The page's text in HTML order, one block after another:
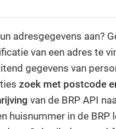
adresgegevens aan?
van een adres te
gegevens van
zoek met postcode
van de BRP API
huisnummer in de BRP